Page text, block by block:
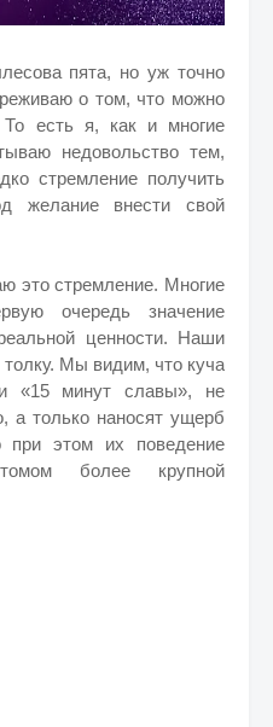
пята, но уж точно
о том, что можно
есть я, как и многие
недовольство тем,
стремление получить
желание внести свой
это стремление. Многие
очередь значение
ценности. Наши
Мы видим, что куча
«15 минут славы», не
а только наносят ущерб
при этом их поведение
более крупной